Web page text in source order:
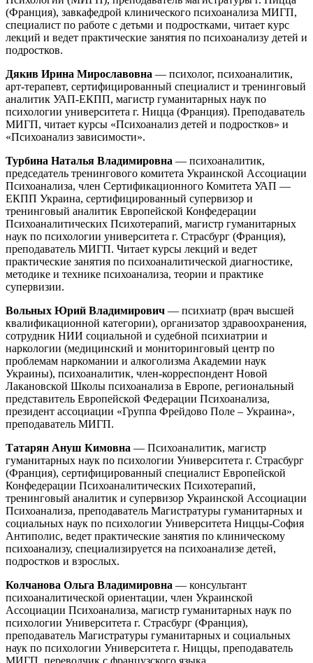
(Франция), завкафедрой клинического психоанализа МИГП,
специалист по работе с детьми и подростками, читает курс
лекций и ведет практические занятия по психоанализу детей и
подростков.
Дякив Ирина Мирославовна — психолог, психоаналитик,
арт-терапевт, сертифицированный специалист и тренинговый
аналитик УАП-ЕКПП, магистр гуманитарных наук по
психологии университета г. Ницца (Франция). Преподаватель
МИГП, читает курсы «Психоанализ детей и подростков» и
«Психоанализ зависимости».
Турбина Наталья Владимировна — психоаналитик,
председатель тренингового комитета Украинской Ассоциации
Психоанализа, член Сертификационного Комитета УАП —
ЕКПП Украина, сертифицированный супервизор и
тренинговый аналитик Европейской Конфедерации
Психоаналитических Психотерапий, магистр гуманитарных
наук по психологии университета г. Страсбург (Франция),
преподаватель МИГП. Читает курсы лекций и ведет
практические занятия по психоаналитической диагностике,
методике и технике психоанализа, теории и практике
супервизии.
Вольных Юрий Владимирович — психиатр (врач высшей
квалификационной категории), организатор здравоохранения,
сотрудник НИИ социальной и судебной психиатрии и
наркологии (медицинский и мониторинговый центр по
проблемам наркомании и алкоголизма Академии наук
Украины), психоаналитик, член-корреспондент Новой
Лакановской Школы психоанализа в Европе, региональный
представитель Европейской Федерации Психоанализа,
президент ассоциации «Группа Фрейдово Поле – Украина»,
преподаватель МИГП.
Татарян Ануш Кимовна — Психоаналитик, магистр
гуманитарных наук по психологии Университета г. Страсбург
(Франция), сертифицированный специалист Европейской
Конфедерации Психоаналитических Психотерапий,
тренинговый аналитик и супервизор Украинской Ассоциации
Психоанализа, преподаватель Магистратуры гуманитарных и
социальных наук по психологии Университета Ниццы-София
Антиполис, ведет практические занятия по клиническому
психоанализу, специализируется на психоанализе детей,
подростков и взрослых.
Колчанова Ольга Владимировна — консультант
психоаналитической ориентации, член Украинской
Ассоциации Психоанализа, магистр гуманитарных наук по
психологии Университета г. Страсбург (Франция),
преподаватель Магистратуры гуманитарных и социальных
наук по психологии Университета г. Ниццы, преподаватель
МИГП, переводчик с французского языка.